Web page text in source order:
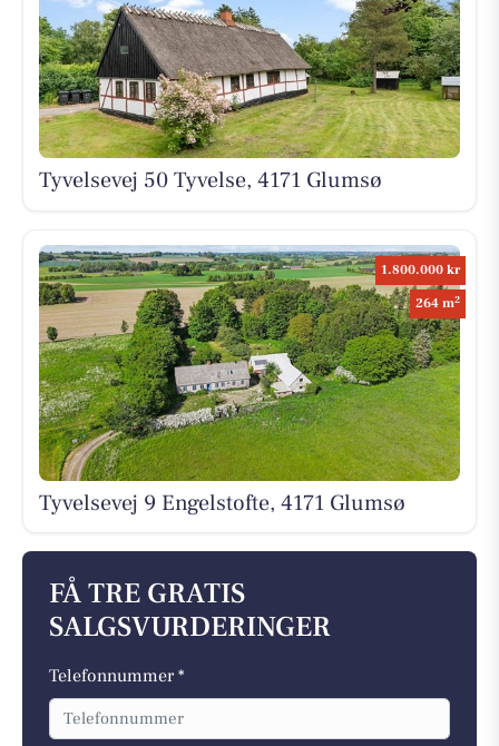
Tyvelsevej 50 Tyvelse, 4171 Glumsø
1.800.000 kr
264 m2
Tyvelsevej 9 Engelstofte, 4171 Glumsø
FÅ TRE GRATIS
SALGSVURDERINGER
Telefonnummer *